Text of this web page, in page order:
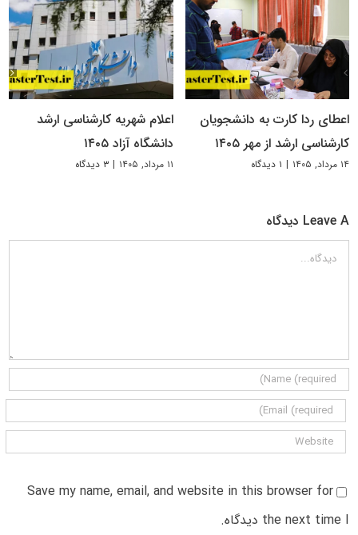
اعطای ردا کارت به دانشجویان
کارشناسی ارشد از مهر ۱۴۰۵
۱۴ مرداد, ۱۴۰۵ | ۱ دیدگاه
اعلام شهریه کارشناسی ارشد
دانشگاه آزاد ۱۴۰۵
۱۱ مرداد, ۱۴۰۵ | ۳ دیدگاه
Leave A دیدگاه
دیدگاه
Save my name, email, and website in this browser for
the next time I دیدگاه.